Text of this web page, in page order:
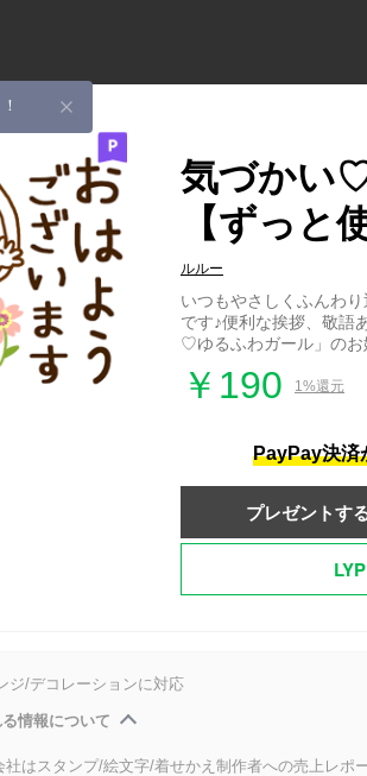
気づかい
【ずっと
ルルー
いつもやさしくふんわ
です♪便利な挨拶、敬語
♡ゆるふわガール」のお
￥190 1%還元
PayPay決済
プレゼントす
ジ/デコレーションに対応
情報について
社はスタンプ/絵文字/着せかえ制作者への売上レポ